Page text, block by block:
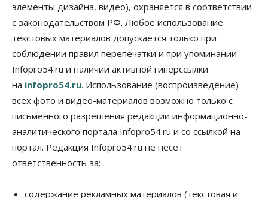
Общество
«За тех, у кого от 270 баллов,
настоящая борьба»: вузы настойчиво
обзванивают новосибирских высокобалльников
перед зачислением
06 Августа 2026, 13:00
Власть
Режим ЧС ввели в Омской области из-за засухи
06 Августа 2026, 12:15
Новосибирск готовится к визиту Владимира
Путина
элементы дизайна, видео), охраняется в соответствии
с законодательством РФ. Любое использование
текстовых материалов допускается только при
соблюдении правил перепечатки и при упоминании
Infopro54.ru и наличии активной гиперссылки
на infopro54.ru. Использование (воспроизведение)
всех фото и видео-материалов возможно только с
письменного разрешения редакции информационно-
аналитического портала Infopro54.ru и со ссылкой на
портал. Редакция Infopro54.ru не несет
ответственность за:
содержание рекламных материалов (текстовая и